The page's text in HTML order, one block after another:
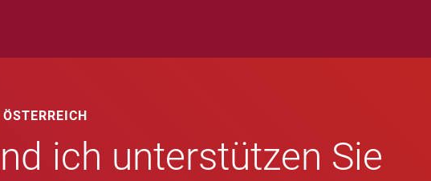
ich unterstützen Sie